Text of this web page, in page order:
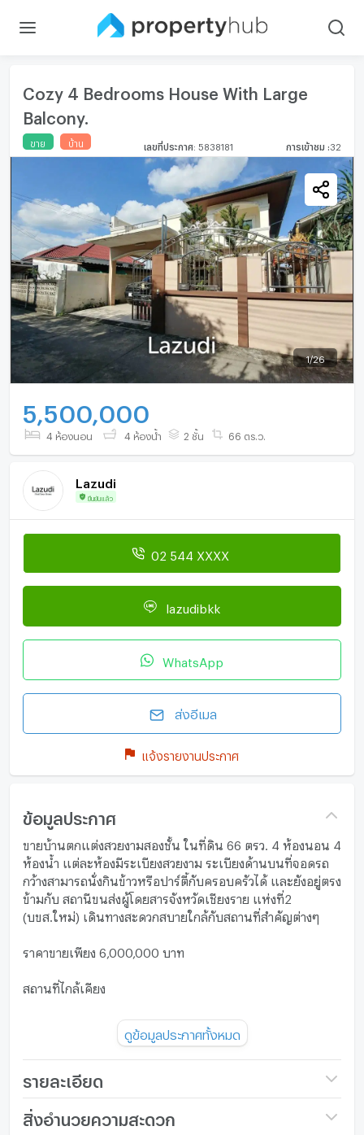
Cozy 4 Bedrooms House With Large
Balcony.
ขาย บ้าน เลขที่ประกาศ 5838181 การเข้าชม 32
1/26
5,500,000
4 ห้องนอน 4 ห้องน้ำ 2 ชั้น 66 ตร.ว.
Lazudi
ยืนยันแล้ว
02 544 XXXX
lazudibkk
WhatsApp
ส่งอีเมล
แจ้งรายงานประกาศ
ข้อมูลประกาศ
ขายบ้านตกแต่งสวยงามสองชั้น ในที่ดิน 66 ตรว. 4 ห้องนอน 4
ห้องน้ำ แต่ละห้องมีระเบียงสวยงาม ระเบียงด้านบนที่จอดรถ
กว้างสามารถนั่งกินข้าวหรือปาร์ตี้กับครอบครัวได้ และยังอยู่ตรง
ข้ามกับ สถานีขนส่งผู้โดยสารจังหวัดเชียงราย แห่งที่2
(บขส.ใหม่) เดินทางสะดวกสบายใกล้กับสถานที่สำคัญต่างๆ
ราคาขายเพียง 6,000,000 บาท
สถานที่ไกล้เคียง
สถานีขนส่งผู้โดยสารจังหวัดเชียงราย แห่งที่2 (บขส.ใหม่)
เซ็นทรัล เชียงราย (5.1 km)
บิ๊กซี เชียงราย (4.4 km)
วัดร่องขุ่น (7.3 km)
โรงพยาบาลเชียงรายประชานุเคราะห์ (6.6 km)
ดูข้อมูลประกาศทั้งหมด
รายละเอียด
ราคา 5,500,000
สิ่งอำนวยความสะดวก